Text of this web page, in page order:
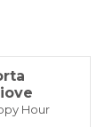
che
Hour